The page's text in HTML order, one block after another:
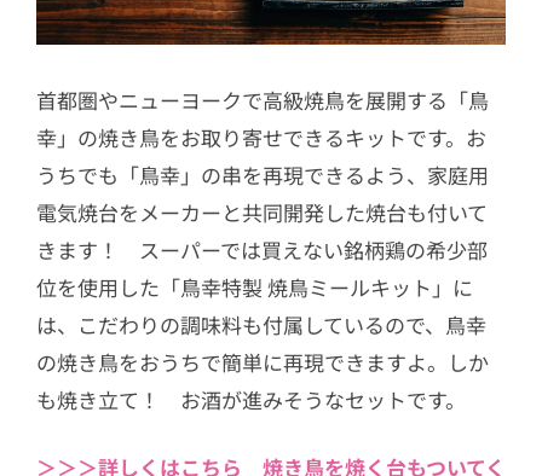
首都圏やニューヨークで高級焼鳥を展開する「鳥
幸」の焼き鳥をお取り寄せできるキットです。お
うちでも「鳥幸」の串を再現できるよう、家庭用
電気焼台をメーカーと共同開発した焼台も付いて
きます！ スーパーでは買えない銘柄鶏の希少部
位を使用した「鳥幸特製 焼鳥ミールキット」に
は、こだわりの調味料も付属しているので、鳥幸
の焼き鳥をおうちで簡単に再現できますよ。しか
も焼き立て！ お酒が進みそうなセットです。
＞＞＞詳しくはこちら 焼き鳥を焼く台もついてく